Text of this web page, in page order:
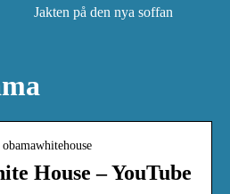
Jakten på den nya soffan
House – YouTube